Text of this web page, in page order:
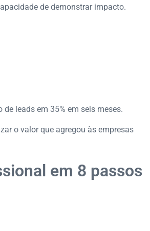
de demonstrar impacto.
leads em 35% em seis meses.
o valor que agregou às empresas
em 8 passos